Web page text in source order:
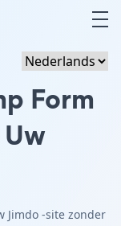
Form
Jimdo -site zonder